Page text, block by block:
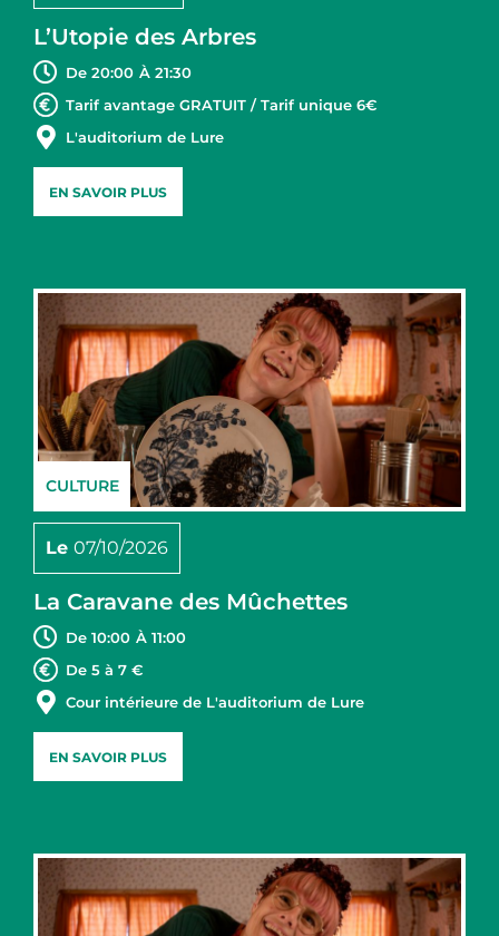
L’Utopie des Arbres
De 20:00 À 21:30
Tarif avantage GRATUIT / Tarif unique 6€
L'auditorium de Lure
EN SAVOIR PLUS
CULTURE
Le 07/10/2026
La Caravane des Mûchettes
De 10:00 À 11:00
De 5 à 7 €
Cour intérieure de L'auditorium de Lure
EN SAVOIR PLUS